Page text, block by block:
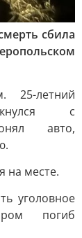
сбила
25-летний
с
авто,
на месте.
уголовное
погиб